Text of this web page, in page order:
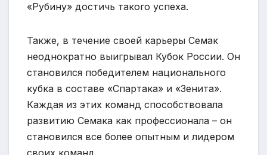
«Рубину» достичь такого успеха.
Также, в течение своей карьеры Семак
неоднократно выигрывал Кубок России. Он
становился победителем национального
кубка в составе «Спартака» и «Зенита».
Каждая из этих команд способствовала
развитию Семака как профессионала – он
становился все более опытным и лидером